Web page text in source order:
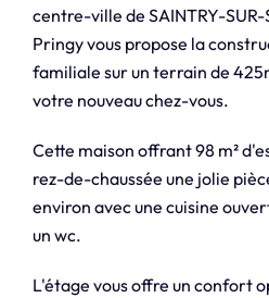
centre-ville de SAINTRY-SUR-
Pringy vous propose la
familiale sur un terrain de
votre nouveau chez-vous.
Cette maison offrant 98 m²
rez-de-chaussée une jolie
environ avec une cuisine
un wc.
L'étage vous offre un confort